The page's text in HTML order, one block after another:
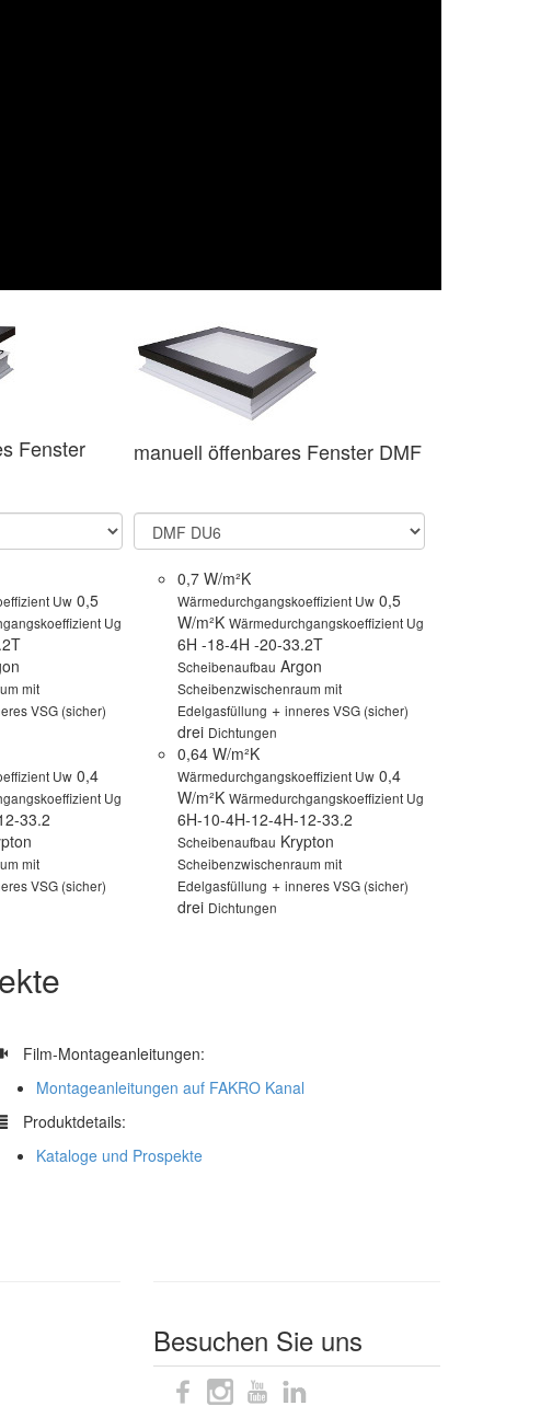
Fenster
Uw 0,5
Ug
mit
VSG (sicher)
Uw 0,4
Ug
33.2
mit
VSG (sicher)
manuell öffenbares Fenster DMF
0,7 W/m²K
Wärmedurchgangskoeffizient Uw 0,5
W/m²K Wärmedurchgangskoeffizient Ug
6H -18-4H -20-33.2T
Scheibenaufbau Argon
Scheibenzwischenraum mit
Edelgasfüllung + inneres VSG (sicher)
drei Dichtungen
0,64 W/m²K
Wärmedurchgangskoeffizient Uw 0,4
W/m²K Wärmedurchgangskoeffizient Ug
6H-10-4H-12-4H-12-33.2
Scheibenaufbau Krypton
Scheibenzwischenraum mit
Edelgasfüllung + inneres VSG (sicher)
drei Dichtungen
Film-Montageanleitungen:
Montageanleitungen auf FAKRO Kanal
Produktdetails:
Kataloge und Prospekte
Besuchen Sie uns